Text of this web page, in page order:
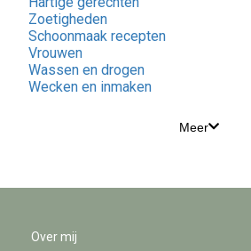
Zoetigheden
Schoonmaak recepten
Vrouwen
Wassen en drogen
Wecken en inmaken
Meer
Over mij